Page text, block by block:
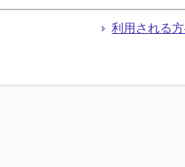
利用される